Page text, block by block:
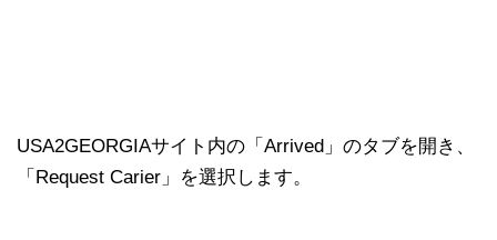
USA2GEORGIAサイト内の「Arrived」のタブを開き、
「Request Carier」を選択します。